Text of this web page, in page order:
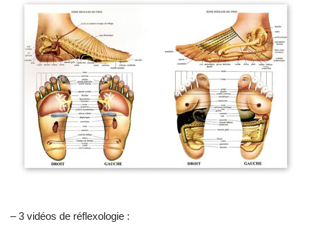
– 3 vidéos de réflexologie :